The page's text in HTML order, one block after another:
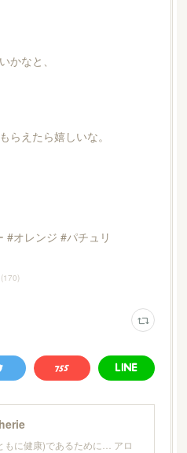
かなと、
らえたら嬉しいな。
#オレンジ #パチュリ
(170)
もに健康)であるために… アロ